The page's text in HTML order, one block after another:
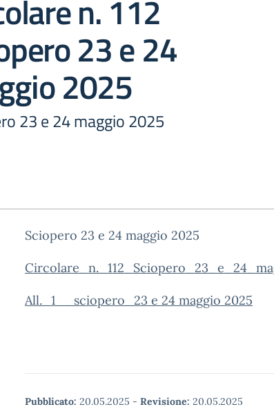
n. 112
23 e 24
2025
23 e 24 maggio 2025
Sciopero 23 e 24 maggio 2025
All._1__sciopero_23 e 24 maggio 2025
Pubblicato: 20.05.2025 - Revisione: 20.05.2025